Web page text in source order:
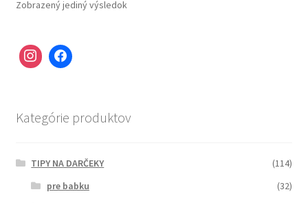
Zobrazený jediný výsledok
Kategórie produktov
TIPY NA DARČEKY
(114)
pre babku
(32)